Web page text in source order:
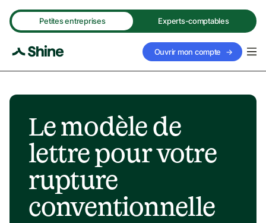
Petites entreprises Experts-comptables
Ouvrir mon compte →
Le modèle de
lettre pour votre
rupture
conventionnelle